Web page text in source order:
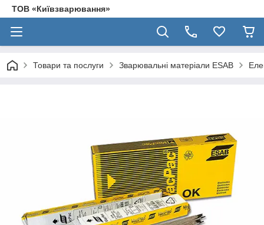
ТОВ «Київзварювання»
Товари та послуги Зварювальні матеріали ESAB